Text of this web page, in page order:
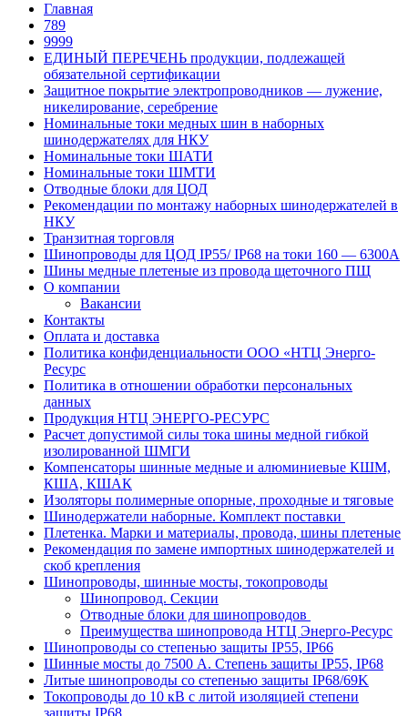
Главная
789
9999
ЕДИНЫЙ ПЕРЕЧЕНЬ продукции, подлежащей
обязательной сертификации
Защитное покрытие электропроводников — лужение,
никелирование, серебрение
Номинальные токи медных шин в наборных
шинодержателях для НКУ
Номинальные токи ШАТИ
Номинальные токи ШМТИ
Отводные блоки для ЦОД
Рекомендации по монтажу наборных шинодержателей в
НКУ
Транзитная торговля
Шинопроводы для ЦОД IP55/ IP68 на токи 160 — 6300А
Шины медные плетеные из провода щеточного ПЩ
О компании
Вакансии
Контакты
Оплата и доставка
Политика конфиденциальности ООО «НТЦ Энерго-
Ресурс
Политика в отношении обработки персональных
данных
Продукция НТЦ ЭНЕРГО-РЕСУРС
Расчет допустимой силы тока шины медной гибкой
изолированной ШМГИ
Компенсаторы шинные медные и алюминиевые КШМ,
КША, КШАК
Изоляторы полимерные опорные, проходные и тяговые
Шинодержатели наборные. Комплект поставки
Плетенка. Марки и материалы, провода, шины плетеные
Рекомендация по замене импортных шинодержателей и
скоб крепления
Шинопроводы, шинные мосты, токопроводы
Шинопровод. Секции
Отводные блоки для шинопроводов
Преимущества шинопровода НТЦ Энерго-Ресурс
Шинопроводы со степенью защиты IP55, IP66
Шинные мосты до 7500 А. Степень защиты IP55, IP68
Литые шинопроводы со степенью защиты IP68/69K
Токопроводы до 10 кВ с литой изоляцией степени
защиты IP68